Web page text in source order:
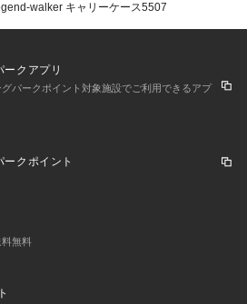
walker キャリーケース5507
クアプリ
パークポイント対象施設でご利用できるアプ
クポイント
料無料